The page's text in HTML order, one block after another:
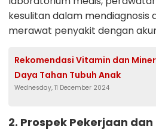
kesulitan dalam mendiagnosis
merawat penyakit dengan
Rekomendasi Vitamin dan
Daya Tahan Tubuh Anak
Wednesday, 11 December 2024
2. Prospek Pekerjaan